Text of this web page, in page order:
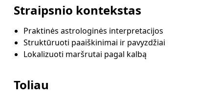
Straipsnio kontekstas
Praktinės astrologinės interpretacijos
Struktūruoti paaiškinimai ir pavyzdžiai
Lokalizuoti maršrutai pagal kalbą
Toliau